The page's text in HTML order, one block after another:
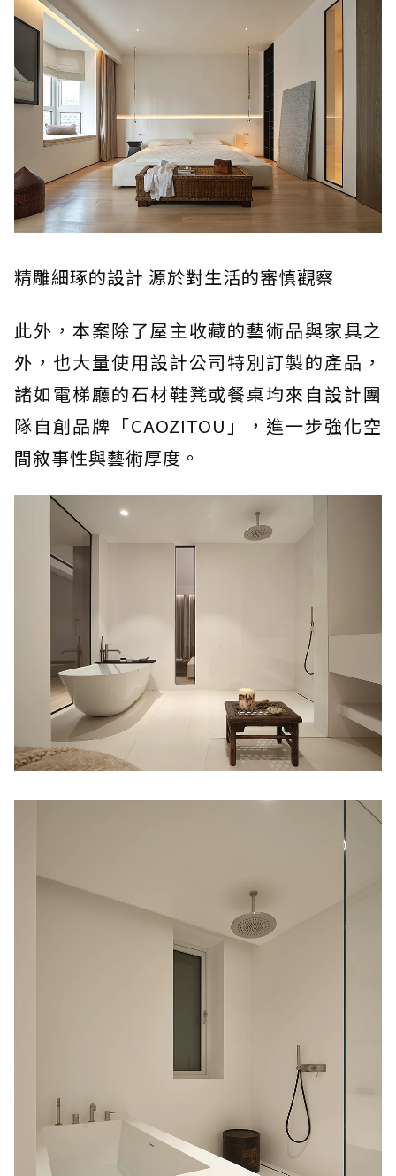
精雕細琢的設計 源於對生活的審慎觀察
此外，本案除了屋主收藏的藝術品與家具之
外，也大量使用設計公司特別訂製的產品，
諸如電梯廳的石材鞋凳或餐桌均來自設計團
隊自創品牌「CAOZITOU」，進一步強化空
間敘事性與藝術厚度。